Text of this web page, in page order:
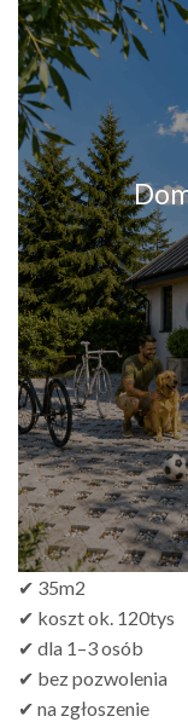
✔ 35m2
✔ koszt ok. 120tys
✔ dla 1–3 osób
✔ bez pozwolenia
✔ na zgłoszenie